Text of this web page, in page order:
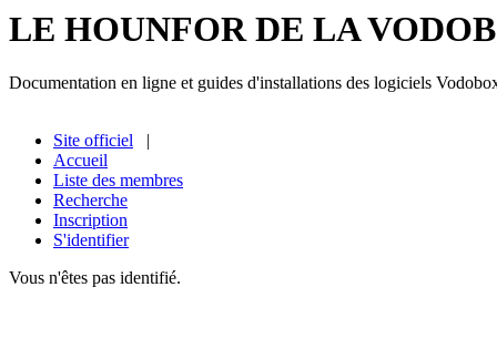
LE HOUNFOR DE LA
Documentation en ligne et guides d'installations des logiciels
Site officiel |
Accueil
Liste des membres
Recherche
Inscription
S'identifier
Vous n'êtes pas identifié.